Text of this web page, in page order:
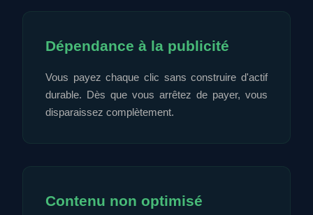
Dépendance à la publicité
Vous payez chaque clic sans construire d'actif
durable. Dès que vous arrêtez de payer, vous
disparaissez complètement.
Contenu non optimisé